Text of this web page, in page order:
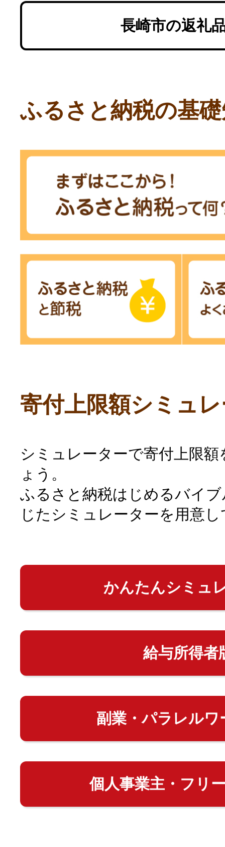
長崎市の返礼
ふるさと納税の基
寄付上限額シミュ
シミュレーターで寄付上限
ょう。
ふるさと納税はじめるバイ
じたシミュレーターを用意
かんたんシミュ
給与所得者
副業・パラレルワ
個人事業主・フリ